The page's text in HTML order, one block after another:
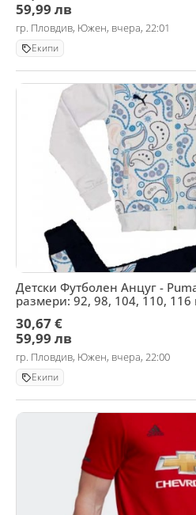
59,99 лв
гр. Пловдив, Южен, вчера, 22:01
Екипи
Детски Футболен Анцуг -
размери: 92, 98, 104, 110, 116
30,67 €
59,99 лв
гр. Пловдив, Южен, вчера, 22:00
Екипи